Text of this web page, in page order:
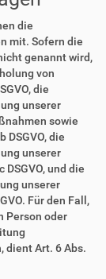
die
mit. Sofern die
genannt wird,
von
die
unserer
sowie
DSGVO, die
unserer
und die
unserer
Für den Fall,
Person oder
dient Art. 6 Abs.